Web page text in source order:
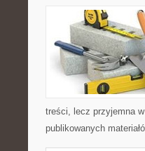
treści, lecz przyjemna
publikowanych